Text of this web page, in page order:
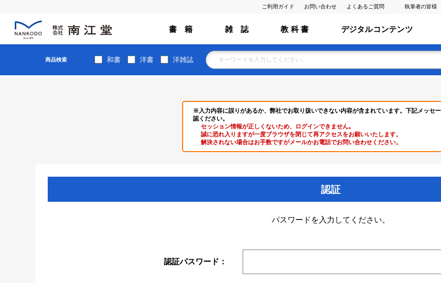
ご利用ガイド お問い合わせ よくあるご質問 執筆者の皆様
書 籍 雑 誌 教 科 書 デジタルコンテンツ
商品検索 和書 洋書 洋雑誌
※入力内容に誤りがあるか、弊社でお取り扱いできない内容が含まれています。下記メッセ
認ください。
セッション情報が正しくないため、ログインできません｡
誠に恐れ入りますが一度ブラウザを閉じて再アクセスをお願いいたします。
解決されない場合はお手数ですがメールかお電話でお問い合わせください。
認証
パスワードを入力してください。
認証パスワード：